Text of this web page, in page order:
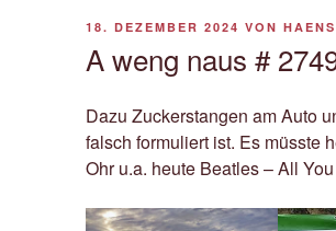
VERÖFFENTLICHT
18. DEZEMBER 2024 VON
A weng naus #
Dazu Zuckerstangen am Auto
falsch formuliert ist. Es müsste
Ohr u.a. heute Beatles – All